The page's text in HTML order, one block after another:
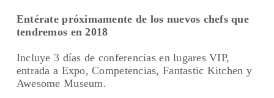
Entérate próximamente de los nuevos chefs que
tendremos en 2018
Incluye 3 días de conferencias en lugares VIP,
entrada a Expo, Competencias, Fantastic Kitchen y
Awesome Museum.